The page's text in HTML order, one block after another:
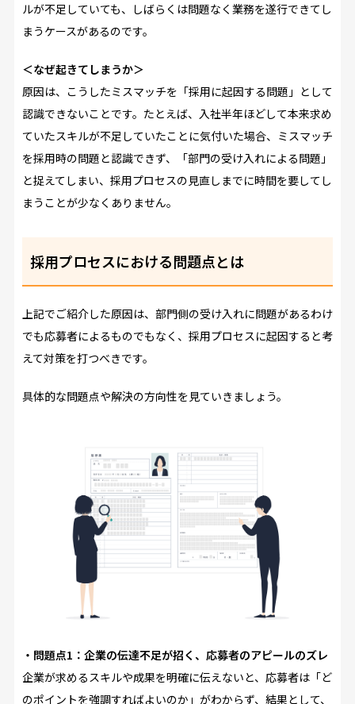
ルが不足していても、しばらくは問題なく業務を遂行できてし
まうケースがあるのです。
＜なぜ起きてしまうか＞
原因は、こうしたミスマッチを「採用に起因する問題」として
認識できないことです。たとえば、入社半年ほどして本来求め
ていたスキルが不足していたことに気付いた場合、ミスマッチ
を採用時の問題と認識できず、「部門の受け入れによる問題」
と捉えてしまい、採用プロセスの見直しまでに時間を要してし
まうことが少なくありません。
採用プロセスにおける問題点とは
上記でご紹介した原因は、部門側の受け入れに問題があるわけ
でも応募者によるものでもなく、採用プロセスに起因すると考
えて対策を打つべきです。
具体的な問題点や解決の方向性を見ていきましょう。
・問題点1：企業の伝達不足が招く、応募者のアピールのズレ
企業が求めるスキルや成果を明確に伝えないと、応募者は「ど
のポイントを強調すればよいのか」がわからず、結果として、